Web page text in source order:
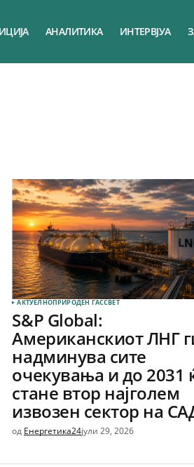
АНАЛИТИКА ИНТЕРВЈУА
АКТУЕЛНОПРИРОДЕН ГАССВЕТ
S&P Global:
Американскиот ЛНГ
надминува сите
очекувања и до 2031
стане втор најголем
извозен сектор на
од Енергетика24јули 29, 2026